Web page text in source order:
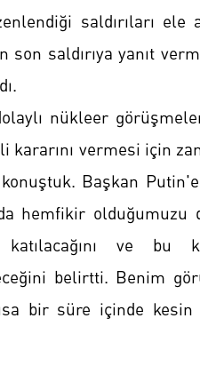
saldırıları ele
son saldırıya yanıt
nükleer
vermesi için
Başkan
hemfikir
ve bu
belirtti. Benim
bir süre içinde